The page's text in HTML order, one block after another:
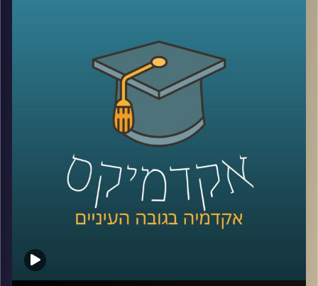
סמי עופר לתקשורת וחוקרת תכני והשפעות מדיה, זוכת מענקי
אז מה מראים המחקרים האמפיריים, אילו תהליכים קוגניטיביים
וחברתיים פועלים בעת חשיפה לתכנים, ומה תובנות פרקטיות
הורים ומורות יכולים לאמץ כדי לטפח שימוש מדיה בריא?
ננפץ כמה מיתוסים ונאיר גם את הצד הטוב של המדיה
קרדיט תמונות:
AudioVersity